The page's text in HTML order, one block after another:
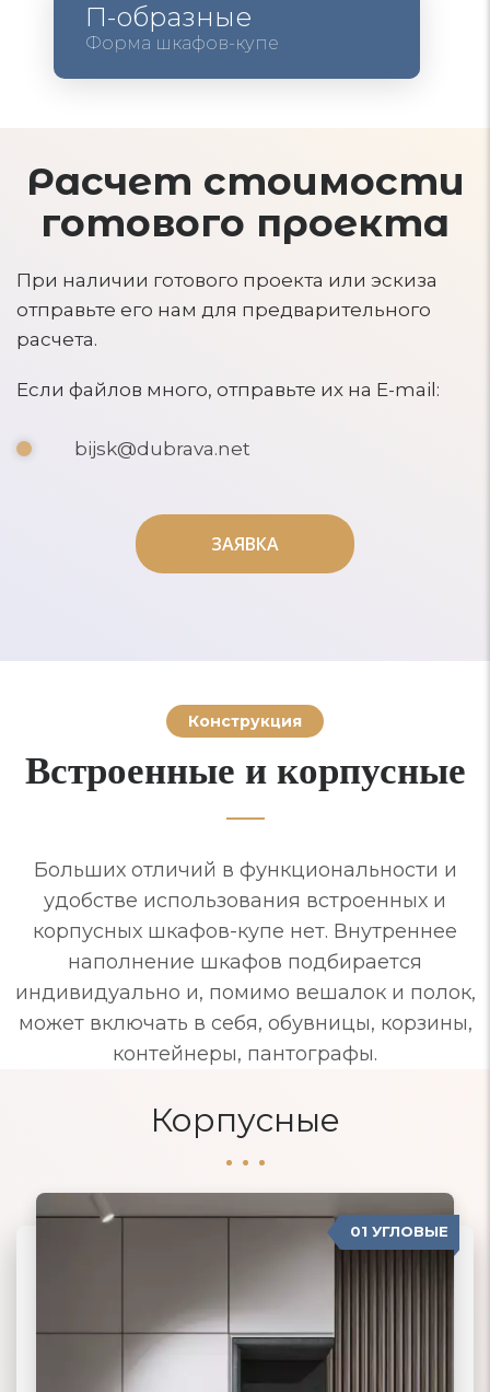
П-образные
Форма шкафов-купе
Расчет стоимости
готового проекта
При наличии готового проекта или эскиза
отправьте его нам для предварительного
расчета.
Если файлов много, отправьте их на E-mail:
bijsk@dubrava.net
ЗАЯВКА
ЗАЯВКА
Конструкция
Встроенные и корпусные
Больших отличий в функциональности и
удобстве использования встроенных и
корпусных шкафов-купе нет. Внутреннее
наполнение шкафов подбирается
индивидуально и, помимо вешалок и полок,
может включать в себя, обувницы, корзины,
контейнеры, пантографы.
Корпусные
01 УГЛОВЫЕ